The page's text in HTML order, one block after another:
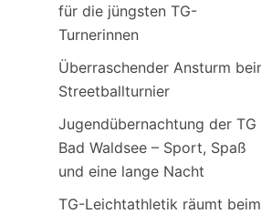
für die jüngsten TG-
Turnerinnen
Überraschender Ansturm
Streetballturnier
Jugendübernachtung der TG
Bad Waldsee – Sport, Spaß
und eine lange Nacht
TG-Leichtathletik räumt beim